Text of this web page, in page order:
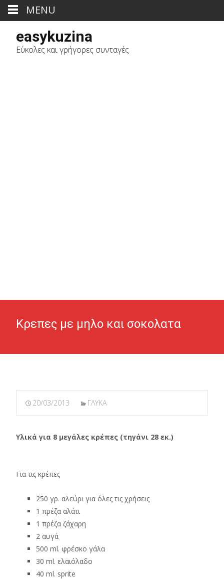
easykuzina
Εύκολες και γρήγορες συνταγές
Κρεπες με μηλο και σοκολατα
20/03/2013 ΓΛΥΚΑ
Υλικά για 8 μεγάλες κρέπες (τηγάνι 28 εκ.)
Για τις κρέπες
250 γρ. αλεύρι για όλες τις χρήσεις
1 πρέζα αλάτι
1 πρέζα ζάχαρη
2 αυγά
500 ml. φρέσκο γάλα
30 ml. ελαιόλαδο
40 ml. sprite
MENU